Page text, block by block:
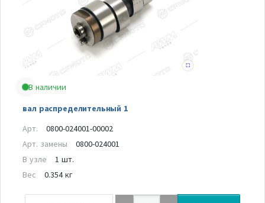
В наличии
вал распределительный 1
Арт.
0800-024001-00002
Арт. замены
0800-024001
В узле
1 шт.
Вес
0.354 кг